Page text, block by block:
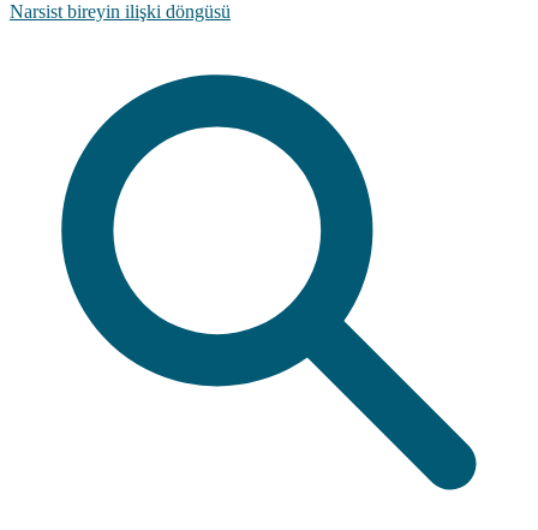
Narsist bireyin ilişki döngüsü